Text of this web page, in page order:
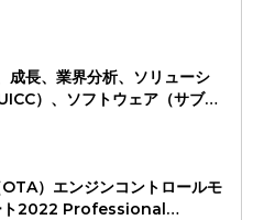
成長、業界分析、ソリューシ
）、ソフトウェア（サブス
トプロビジョニング）、アプ
ォン、ラップトップ/タブレッ
、通信事業者、OEM、
2031
）エンジンコントロールモ
ト2022 Professional